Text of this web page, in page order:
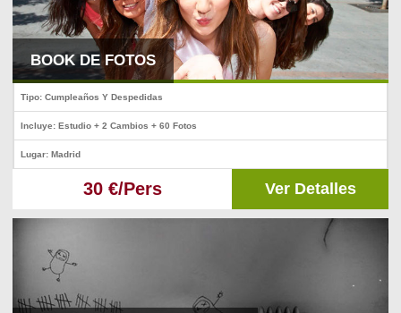
BOOK DE FOTOS
Tipo: Cumpleaños Y Despedidas
Incluye: Estudio + 2 Cambios + 60 Fotos
Lugar: Madrid
30 €/Pers Ver Detalles